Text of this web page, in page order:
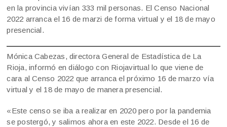
en la provincia vivían 333 mil personas. El Censo Nacional
2022 arranca el 16 de marzi de forma virtual y el 18 de mayo
presencial.
Mónica Cabezas, directora General de Estadística de La
Rioja, informó en diálogo con Riojavirtual lo que viene de
cara al Censo 2022 que arranca el próximo 16 de marzo vía
virtual y el 18 de mayo de manera presencial.
«Este censo se iba a realizar en 2020 pero por la pandemia
se postergó, y salimos ahora en este 2022. Desde el 16 de